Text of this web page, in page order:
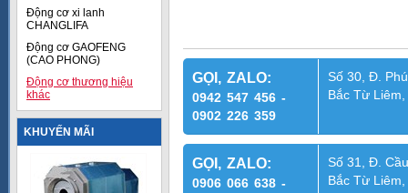
Động cơ xi lanh
CHANGLIFA
Động cơ GAOFENG
(CAO PHONG)
Động cơ thương hiệu
khác
KHUYẾN MÃI
GỌI, ZALO:
0942 547 456 -
0902 226 359
Số 30, Đ.
Bắc Từ
GỌI, ZALO:
0906 066 638 -
Số 31, Đ.
Bắc Từ